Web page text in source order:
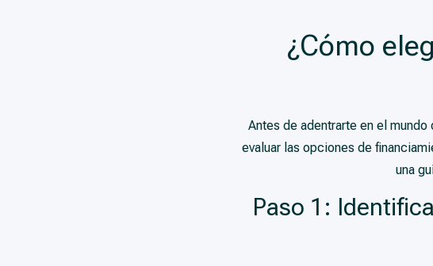
¿Cómo
Antes de adentrarte en el
evaluar las opciones de
una
Paso 1: